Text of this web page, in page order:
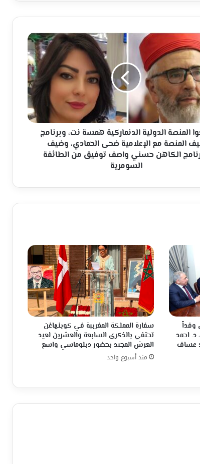
المنصة الدولية الدنماركية همسة نت، وبرنامج
المنصة مع الإعلامية ضحى الحمادي، وضيف
الكاهن حسني واصف توفيق من الطائفة
السومرية
وفداً
د. احمد
عساف
سفارة المملكة المغربية في كوبنهاغن
تحتفي بالذكرى السابعة والعشرين لعيد
العرش المجيد بحضور دبلوماسي واسع
منذ أسبوع واحد